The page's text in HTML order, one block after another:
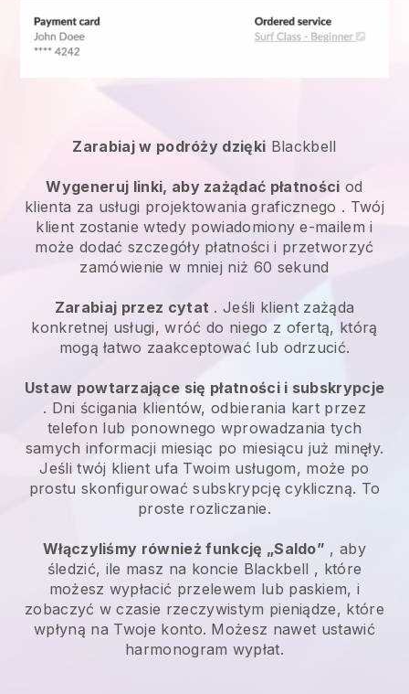
Zarabiaj w podróży dzięki Blackbell
Wygeneruj linki, aby zażądać płatności od
klienta za usługi projektowania graficznego . Twój
klient zostanie wtedy powiadomiony e-mailem i
może dodać szczegóły płatności i przetworzyć
zamówienie w mniej niż 60 sekund
Zarabiaj przez cytat . Jeśli klient zażąda
konkretnej usługi, wróć do niego z ofertą, którą
mogą łatwo zaakceptować lub odrzucić.
Ustaw powtarzające się płatności i subskrypcje
. Dni ścigania klientów, odbierania kart przez
telefon lub ponownego wprowadzania tych
samych informacji miesiąc po miesiącu już minęły.
Jeśli twój klient ufa Twoim usługom, może po
prostu skonfigurować subskrypcję cykliczną. To
proste rozliczanie.
Włączyliśmy również funkcję „Saldo” , aby
śledzić, ile masz na koncie Blackbell , które
możesz wypłacić przelewem lub paskiem, i
zobaczyć w czasie rzeczywistym pieniądze, które
wpłyną na Twoje konto. Możesz nawet ustawić
harmonogram wypłat.